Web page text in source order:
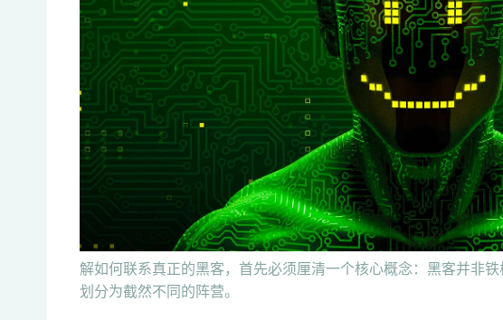
解如何联系真正的黑客，首先必须厘清一个核心概念：黑客并非
划分为截然不同的阵营。